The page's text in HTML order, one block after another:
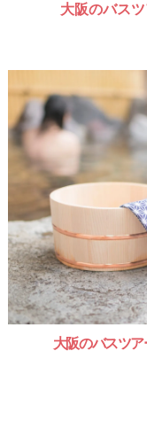
大阪のバス
大阪のバスツ